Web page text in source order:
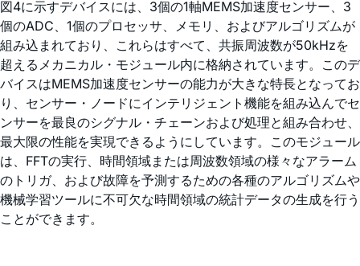
図4に示すデバイスには、3個の1軸MEMS加速度センサー、3
個のADC、1個のプロセッサ、メモリ、およびアルゴリズムが
組み込まれており、これらはすべて、共振周波数が50kHzを
超えるメカニカル・モジュール内に格納されています。このデ
バイスはMEMS加速度センサーの能力が大きな特長となってお
り、センサー・ノードにインテリジェント機能を組み込んでセ
ンサーを最良のシグナル・チェーンおよび処理と組み合わせ、
最大限の性能を実現できるようにしています。このモジュール
は、FFTの実行、時間領域または周波数領域の様々なアラーム
のトリガ、および故障を予測するための各種のアルゴリズムや
機械学習ツールに不可欠な時間領域の統計データの生成を行う
ことができます。